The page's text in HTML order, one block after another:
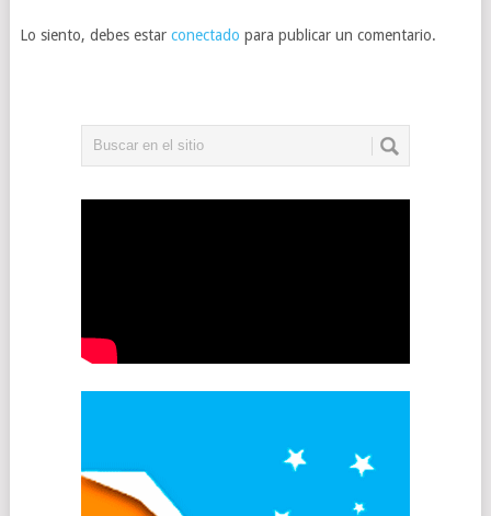
Lo siento, debes estar conectado para publicar un comentario.